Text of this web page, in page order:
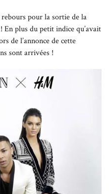
rebours pour la sortie de la
En plus du petit indice qu’avait
de l’annonce de cette
sont arrivées !